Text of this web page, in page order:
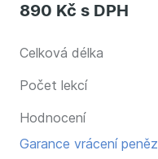
890 Kč s DPH
Celková délka
Počet lekcí
Hodnocení
Garance vrácení peněz